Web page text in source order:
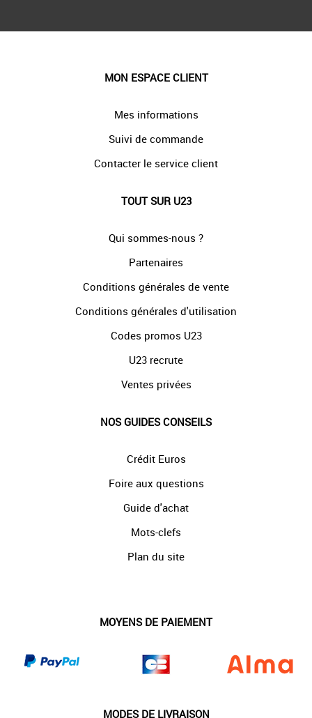
MON ESPACE CLIENT
Mes informations
Suivi de commande
Contacter le service client
TOUT SUR U23
Qui sommes-nous ?
Partenaires
Conditions générales de vente
Conditions générales d'utilisation
Codes promos U23
U23 recrute
Ventes privées
NOS GUIDES CONSEILS
Crédit Euros
Foire aux questions
Guide d'achat
Mots-clefs
Plan du site
MOYENS DE PAIEMENT
MODES DE LIVRAISON